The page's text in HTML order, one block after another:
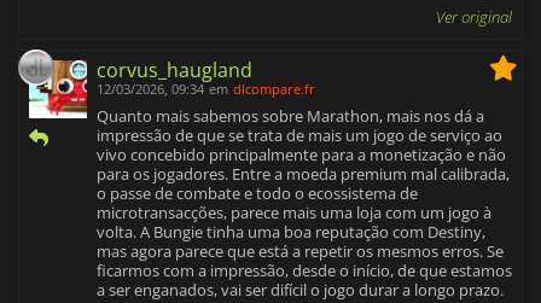
Ver original
corvus_haugland
12/03/2026, 09:34 em dlcompare.fr
Quanto mais sabemos sobre Marathon, mais nos dá a
impressão de que se trata de mais um jogo de serviço ao
vivo concebido principalmente para a monetização e não
para os jogadores. Entre a moeda premium mal calibrada,
o passe de combate e todo o ecossistema de
microtransacções, parece mais uma loja com um jogo à
volta. A Bungie tinha uma boa reputação com Destiny,
mas agora parece que está a repetir os mesmos erros. Se
ficarmos com a impressão, desde o início, de que estamos
a ser enganados, vai ser difícil o jogo durar a longo prazo.